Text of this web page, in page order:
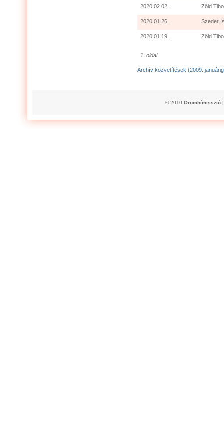
2020.02.02. Zöld
2020.01.26. Szeder
2020.01.19. Zöld
1. oldal
Archív közvetítések (2009.
© 2010 Örömhímisszió